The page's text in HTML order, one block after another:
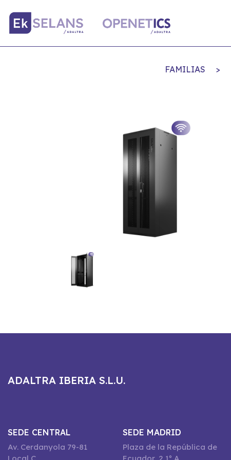
FAMILIAS >
ADALTRA IBERIA S.L.U.
SEDE CENTRAL
Av. Cerdanyola 79-81
SEDE MADRID
Plaza de la República de